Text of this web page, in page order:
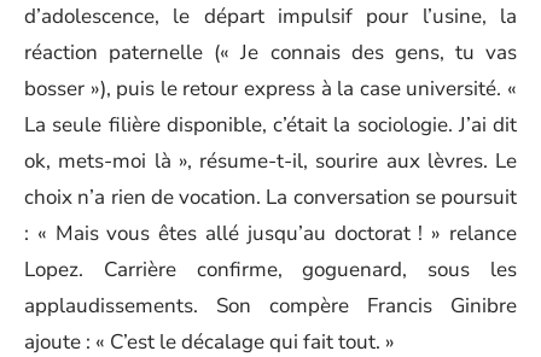
d’adolescence, le départ impulsif pour l’usine, la
réaction paternelle (« Je connais des gens, tu vas
bosser »), puis le retour express à la case université. «
La seule filière disponible, c’était la sociologie. J’ai dit
ok, mets-moi là », résume-t-il, sourire aux lèvres. Le
choix n’a rien de vocation. La conversation se poursuit
: « Mais vous êtes allé jusqu’au doctorat ! » relance
Lopez. Carrière confirme, goguenard, sous les
applaudissements. Son compère Francis Ginibre
ajoute : « C’est le décalage qui fait tout. »